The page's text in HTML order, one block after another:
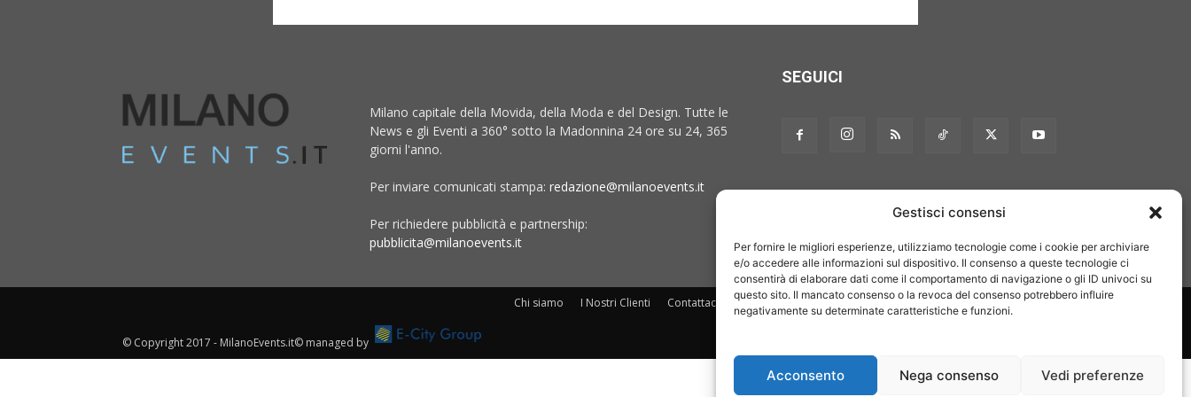
Gestisci consensi
Per fornire le migliori esperienze, utilizziamo tecnologie come i cookie per archiviare
e/o accedere alle informazioni sul dispositivo. Il consenso a queste tecnologie ci
consentirà di elaborare dati come il comportamento di navigazione o gli ID univoci su
questo sito. Il mancato consenso o la revoca del consenso potrebbero influire
negativamente su determinate caratteristiche e funzioni.
Acconsento Nega consenso Vedi preferenze
Milano capitale della Movida, della Moda e del Design. Tutte le
News e gli Eventi a 360° sotto la Madonnina 24 ore su 24, 365
giorni l'anno.
Per inviare comunicati stampa: redazione@milanoevents.it
Per richiedere pubblicità e partnership:
pubblicita@milanoevents.it
SEGUICI
Chi siamo I Nostri Clienti Contattaci Collabora con noi Pubblicità Privacy policy Linee editoriali
© Copyright 2017 - MilanoEvents.it© managed by